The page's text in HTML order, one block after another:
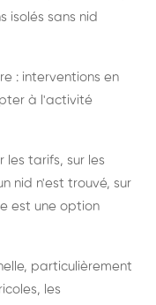
isolés sans nid
: interventions en
à l'activité
les tarifs, sur les
nid n'est trouvé, sur
est une option
particulièrement
les